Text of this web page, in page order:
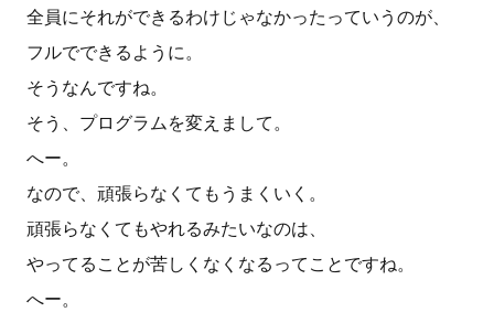
全員にそれができるわけじゃなかったっていうのが、
フルでできるように。
そうなんですね。
そう、プログラムを変えまして。
へー。
なので、頑張らなくてもうまくいく。
頑張らなくてもやれるみたいなのは、
やってることが苦しくなくなるってことですね。
へー。